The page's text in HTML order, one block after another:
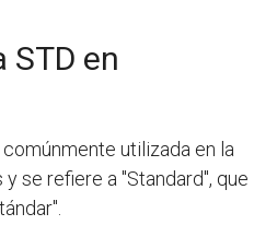
STD en
utilizada en la
se refiere a "Standard", que